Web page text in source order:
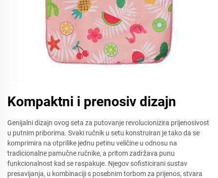
Kompaktni i prenosiv dizajn
Genijalni dizajn ovog seta za putovanje revolucionizira prijenosivost
u putnim priborima. Svaki ručnik u setu konstruiran je tako da se
komprimira na otprilike jednu petinu veličine u odnosu na
tradicionalne pamučne ručnike, a pritom zadržava punu
funkcionalnost kad se raspakuje. Njegov sofisticirani sustav
presavijanja, u kombinaciji s posebnim torbom za prijenos, stvara